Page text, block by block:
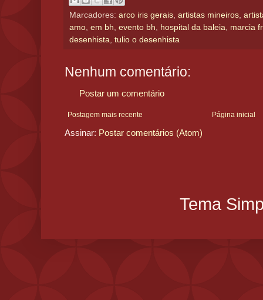
Marcadores: arco iris gerais, artistas mineiros,
amo, em bh, evento bh, hospital da baleia, marcia
desenhista, tulio o desenhista
Nenhum comentário:
Postar um comentário
Postagem mais recente Página inicial
Assinar: Postar comentários (Atom)
Tema